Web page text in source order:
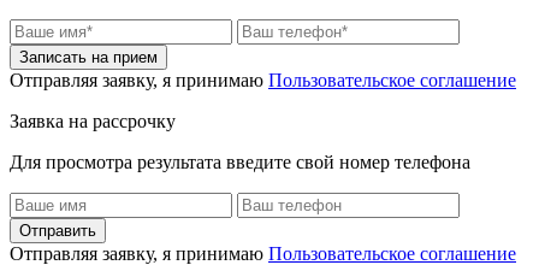
Отправляя заявку, я принимаю Пользовательское соглашение
Заявка на рассрочку
Для просмотра результата введите свой номер телефона
Отправляя заявку, я принимаю Пользовательское соглашение